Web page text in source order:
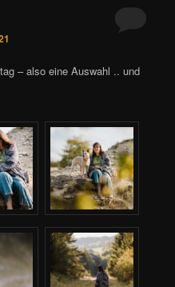
– also eine Auswahl .. und